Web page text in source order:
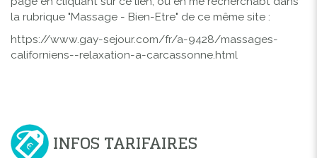
la rubrique "Massage - Bien-Etre" de ce même site :
https://www.gay-sejour.com/fr/a-9428/massages-
californiens--relaxation-a-carcassonne.html
INFOS TARIFAIRES